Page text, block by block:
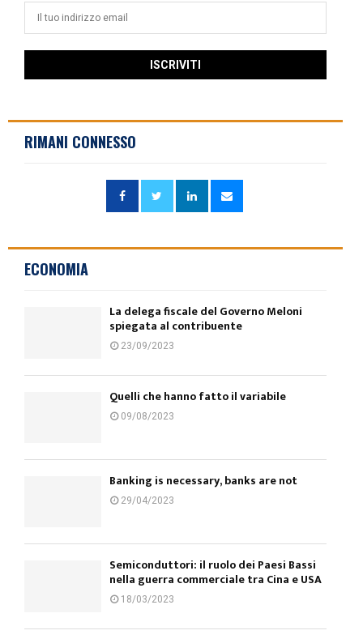
RIMANI CONNESSO
ECONOMIA
La delega fiscale del Governo Meloni
spiegata al contribuente
23/09/2023
Quelli che hanno fatto il variabile
09/08/2023
Banking is necessary, banks are not
29/04/2023
Semiconduttori: il ruolo dei Paesi Bassi
nella guerra commerciale tra Cina e USA
18/03/2023